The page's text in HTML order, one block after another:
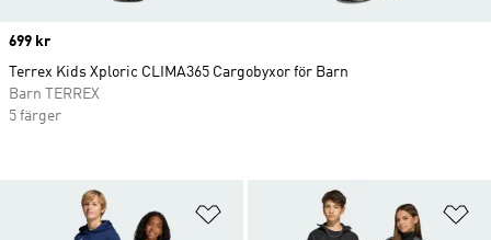
Lägg till på önskelistan
Price
699 kr
Terrex Kids Xploric CLIMA365 Cargobyxor för Barn
Barn TERREX
5 färger